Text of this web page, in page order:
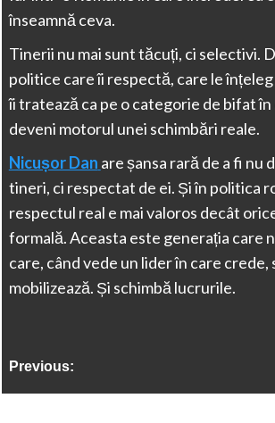
înseamnă ceva.
Tinerii nu mai sunt tăcuți, ci selectivi.
politice care îi respectă, care le
îi tratează ca pe o categorie de bifat în
deveni motorul unei schimbări reale.
Nicușor Dan are șansa rară de a fi nu
tineri, ci respectat de ei. Și în politica
respectul real e mai valoros decât
formală. Aceasta este generația care
care, când vede un lider în care crede,
mobilizează. Și schimbă lucrurile.
Previous: